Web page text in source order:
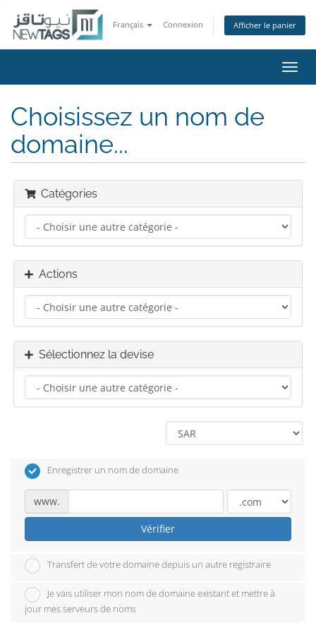
Français Connexion Afficher le panier
la
Choisissez un nom de
domaine...
Catégories
Actions
Sélectionnez la devise
Enregistrer un nom de domaine
www.
Vérifier
Transfert de votre domaine depuis un autre registraire
Je vais utiliser mon nom de domaine existant et mettre à
jour mes serveurs de noms